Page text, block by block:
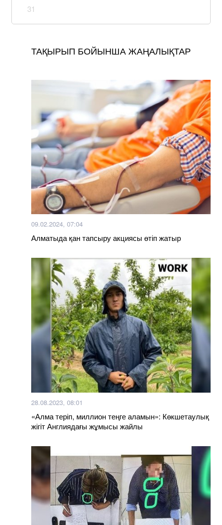
31
ТАҚЫРЫП БОЙЫНША ЖАҢАЛЫҚТАР
09.02.2024, 07:04
Алматыда қан тапсыру акциясы өтіп жатыр
28.08.2023, 08:01
«Алма теріп, миллион теңге аламын»: Көкшетаулық
жігіт Англиядағы жұмысы жайлы